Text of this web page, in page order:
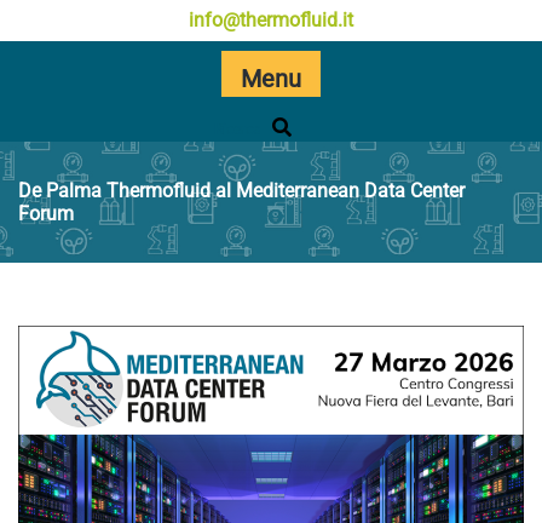
info@thermofluid.it
Menu
De Palma Thermofluid al Mediterranean Data Center
Forum